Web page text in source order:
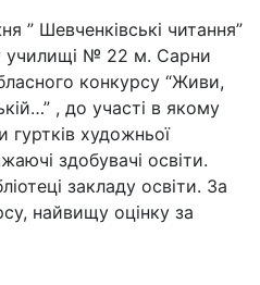
” Шевченківські читання”
училищі № 22 м. Сарни
конкурсу “Живи,
, до участі в якому
художньої
здобувачі освіти.
закладу освіти. За
найвищу оцінку за